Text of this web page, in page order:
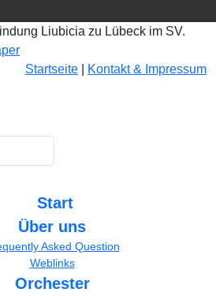
Liubicia zu Lübeck im SV.
Startseite
Kontakt & Impressum
Start
Über uns
Asked Question
Weblinks
Orchester